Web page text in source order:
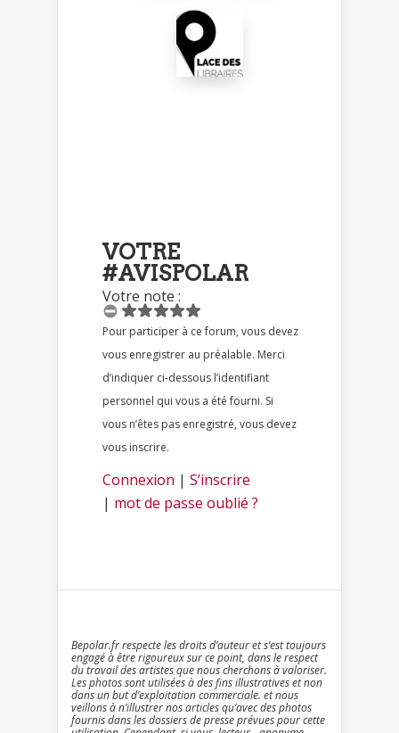
VOTRE
#AVISPOLAR
Votre note :
Pour participer à ce forum, vous devez
vous enregistrer au préalable. Merci
d’indiquer ci-dessous l’identifiant
personnel qui vous a été fourni. Si
vous n’êtes pas enregistré, vous devez
vous inscrire.
Connexion | S’inscrire
| mot de passe oublié ?
Bepolar.fr respecte les droits d’auteur et s’est toujours
engagé à être rigoureux sur ce point, dans le respect
du travail des artistes que nous cherchons à valoriser.
Les photos sont utilisées à des fins illustratives et non
dans un but d’exploitation commerciale. et nous
veillons à n’illustrer nos articles qu’avec des photos
fournis dans les dossiers de presse prévues pour cette